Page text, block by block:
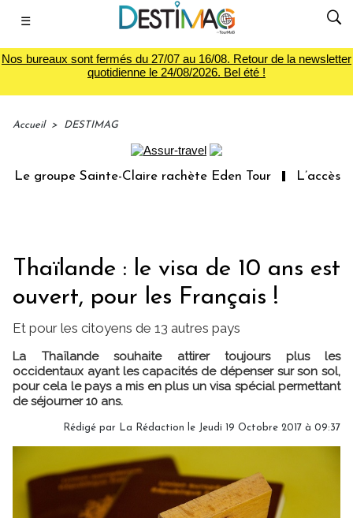
☰
Nos bureaux sont fermés du 27/07 au 16/08. Retour de la newsletter
quotidienne le 24/08/2026. Bel été !
Accueil > DESTIMAG
groupe Sainte-Claire rachète Eden Tour L’accès
Thaïlande : le visa de 10 ans est
ouvert, pour les Français !
Et pour les citoyens de 13 autres pays
La Thaïlande souhaite attirer toujours plus les
occidentaux ayant les capacités de dépenser sur son sol,
pour cela le pays a mis en plus un visa spécial permettant
de séjourner 10 ans.
Rédigé par La Rédaction le Jeudi 19 Octobre 2017 à 09:37